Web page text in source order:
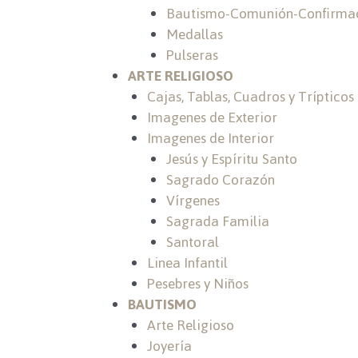
Bautismo-Comunión-
Medallas
Pulseras
ARTE RELIGIOSO
Cajas, Tablas, Cuadros y Trípticos
Imagenes de Exterior
Imagenes de Interior
Jesús y Espíritu Santo
Sagrado Corazón
Vírgenes
Sagrada Familia
Santoral
Linea Infantil
Pesebres y Niños
BAUTISMO
Arte Religioso
Joyería